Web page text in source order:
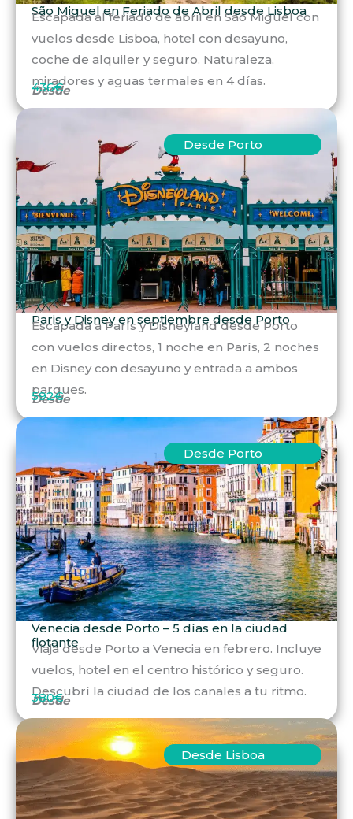
São Miguel en Feriado de Abril desde Lisboa
Escapada al feriado de abril en São Miguel con
vuelos desde Lisboa, hotel con desayuno,
coche de alquiler y seguro. Naturaleza,
miradores y aguas termales en 4 días.
Desde
436€
Desde Porto
Paris y Disney en septiembre desde Porto
Escapada a París y Disneyland desde Porto
con vuelos directos, 1 noche en París, 2 noches
en Disney con desayuno y entrada a ambos
parques.
Desde
592€
Desde Porto
Venecia desde Porto – 5 días en la ciudad
flotante
Viaja desde Porto a Venecia en febrero. Incluye
vuelos, hotel en el centro histórico y seguro.
Descubrí la ciudad de los canales a tu ritmo.
Desde
380€
Desde Lisboa